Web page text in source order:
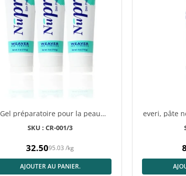
Gel préparatoire pour la peau
Nuprep, tube de 3 × 114 g
SKU : CR-001/3
Prix
normal
32.5095.03 /kg
AJOUTER AU PANIER.
everi, pâte